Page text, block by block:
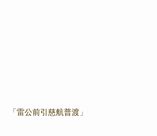
「雷公前引慈航普渡」